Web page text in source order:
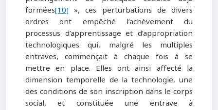
formées[10] », ces perturbations de divers
ordres ont empêché l’achèvement du
processus d’apprentissage et d’appropriation
technologiques qui, malgré les multiples
entraves, commençait à chaque fois à se
mettre en place. Elles ont ainsi affecté la
dimension temporelle de la technologie, une
des conditions de son inscription dans le corps
social, et constituée une entrave à